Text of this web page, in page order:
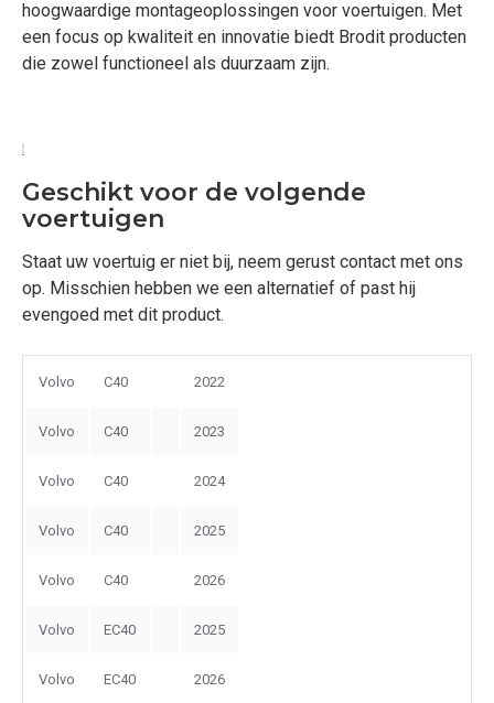
hoogwaardige montageoplossingen voor voertuigen. Met
een focus op kwaliteit en innovatie biedt Brodit producten
die zowel functioneel als duurzaam zijn.
Geschikt voor de volgende
voertuigen
Staat uw voertuig er niet bij, neem gerust contact met ons
op. Misschien hebben we een alternatief of past hij
evengoed met dit product.
Volvo C40 2022
Volvo C40 2023
Volvo C40 2024
Volvo C40 2025
Volvo C40 2026
Volvo EC40 2025
Volvo EC40 2026